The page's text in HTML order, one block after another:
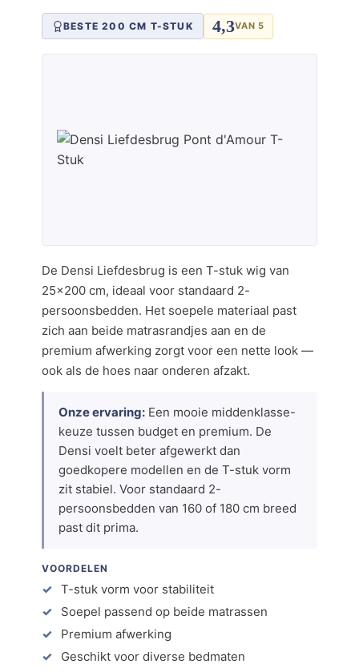
BESTE 200 CM T-STUK 4,3VAN 5
De Densi Liefdesbrug is een T-stuk wig van
25×200 cm, ideaal voor standaard 2-
persoonsbedden. Het soepele materiaal past
zich aan beide matrasrandjes aan en de
premium afwerking zorgt voor een nette look —
ook als de hoes naar onderen afzakt.
Onze ervaring: Een mooie middenklasse-
keuze tussen budget en premium. De
Densi voelt beter afgewerkt dan
goedkopere modellen en de T-stuk vorm
zit stabiel. Voor standaard 2-
persoonsbedden van 160 of 180 cm breed
past dit prima.
VOORDELEN
T-stuk vorm voor stabiliteit
Soepel passend op beide matrassen
Premium afwerking
Geschikt voor diverse bedmaten